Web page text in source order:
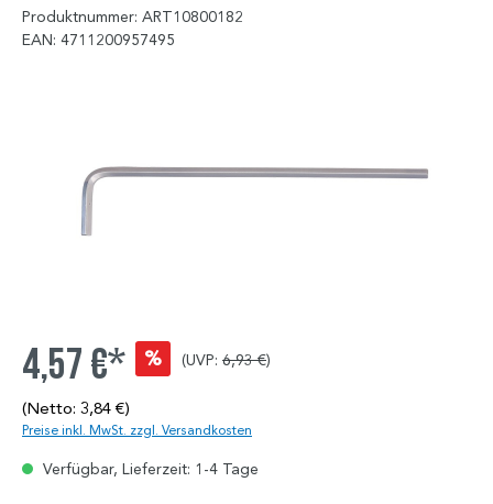
Produktnummer: ART10800182
EAN: 4711200957495
4,57 €* % (UVP: 6,93 €)
(Netto: 3,84 €)
Preise inkl. MwSt. zzgl. Versandkosten
Verfügbar, Lieferzeit: 1-4 Tage